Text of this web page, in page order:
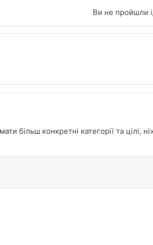
Ви не пройшли
більш конкретні категорії та цілі,